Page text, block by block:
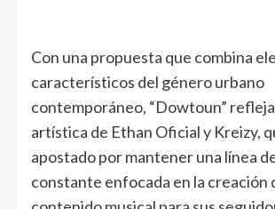
Con una propuesta que combina
característicos del género urbano
contemporáneo, “Dowtoun”
artística de Ethan Oficial y Kreizy,
apostado por mantener una línea
constante enfocada en la creación